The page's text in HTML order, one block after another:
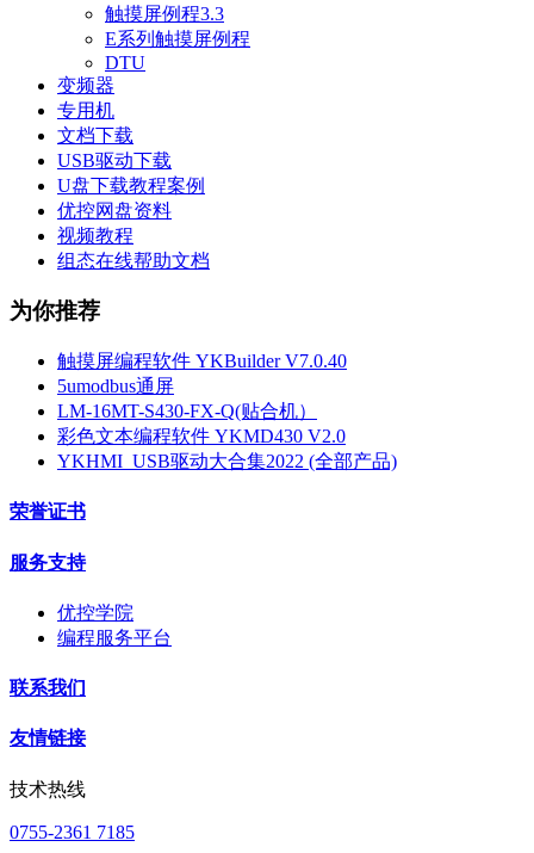
触摸屏例程3.3
E系列触摸屏例程
DTU
变频器
专用机
文档下载
USB驱动下载
U盘下载教程案例
优控网盘资料
视频教程
组态在线帮助文档
为你推荐
触摸屏编程软件 YKBuilder V7.0.40
5umodbus通屏
LM-16MT-S430-FX-Q(贴合机）
彩色文本编程软件 YKMD430 V2.0
YKHMI_USB驱动大合集2022 (全部产品)
荣誉证书
服务支持
优控学院
编程服务平台
联系我们
友情链接
技术热线
0755-2361 7185